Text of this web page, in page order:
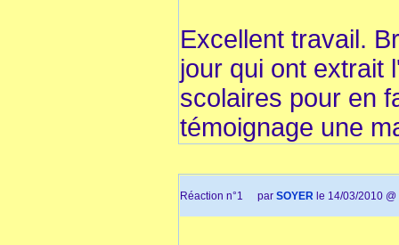
Excellent travail.
jour qui ont extrait
scolaires pour en
témoignage une
Réaction n°1 par SOYER le 14/03/2010 @